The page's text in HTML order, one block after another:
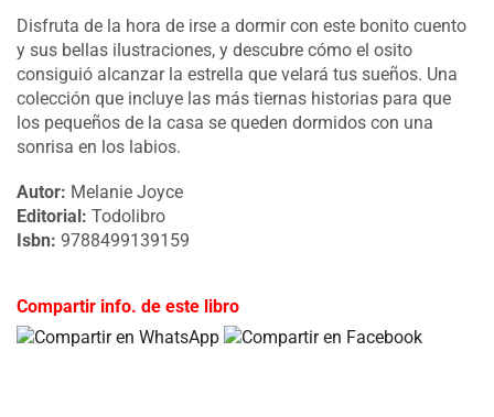
Disfruta de la hora de irse a dormir con este bonito cuento
y sus bellas ilustraciones, y descubre cómo el osito
consiguió alcanzar la estrella que velará tus sueños. Una
colección que incluye las más tiernas historias para que
los pequeños de la casa se queden dormidos con una
sonrisa en los labios.
Autor: Melanie Joyce
Editorial: Todolibro
Isbn: 9788499139159
Compartir info. de este libro